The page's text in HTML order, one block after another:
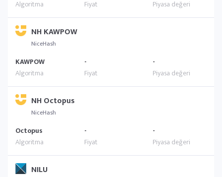
NH KAWPOW
NiceHash
KAWPOW - -
NH Octopus
NiceHash
Octopus - -
NILU